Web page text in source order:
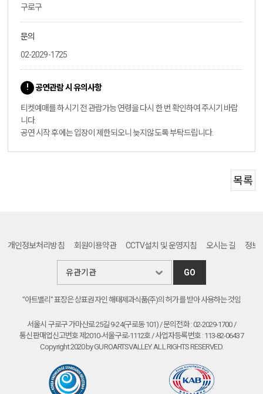
구로구
문의
02-2029-1725
공연관람 시 유의사항
티켓예매를 하시기 전 관람가능 연령을 다시 한 번 확인하여 주시기 바랍
니다.
공연 시작 후에는 입장이 제한되오니 늦지않도록 부탁드립니다.
목록
개인정보처리방침 회원이용약관 CCTV설치 및 운영지침 오시는 길 정보
GO
"아트밸리" 표장은 상표권자인 해태제과식품(주)의 허가를 받아 사용하는 것임
서울시 구로구 가마산로 25길 9-24(구로동 101) / 문의전화 : 02-2029-1700 /
통신판매업신고번호 제2010-서울구로-1112호 / 사업자등록번호 : 113-82-06437
Copyright 2020 by GUROARTSVALLEY. ALL RIGHTS RESERVED.